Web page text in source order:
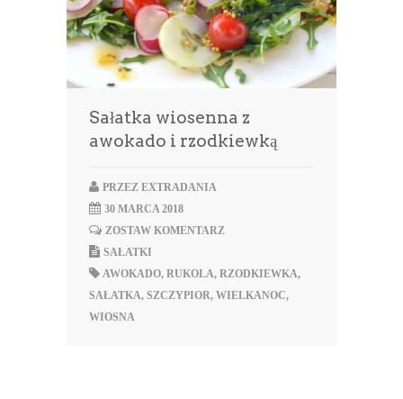
Sałatka wiosenna z
awokado i rzodkiewką
PRZEZ EXTRADANIA
30 MARCA 2018
ZOSTAW KOMENTARZ
SAŁATKI
AWOKADO, RUKOLA, RZODKIEWKA,
SAŁATKA, SZCZYPIOR, WIELKANOC,
WIOSNA